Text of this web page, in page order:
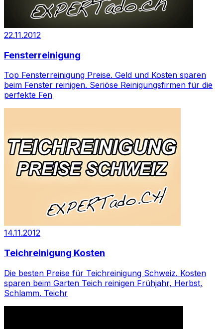
22.11.2012
Fensterreinigung
Top Fensterreinigung Preise. Geld und Kosten sparen
beim Fenster reinigen. Seriöse Reinigungsfirmen für die
perfekte Fen
14.11.2012
Teichreinigung Kosten
Die besten Preise für Teichreinigung Schweiz. Kosten
sparen beim Garten Teich reinigen Frühjahr, Herbst,
Schlamm. Teichr